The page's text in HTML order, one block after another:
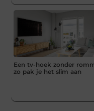
Een tv-hoek zonder
zo pak je het slim aan